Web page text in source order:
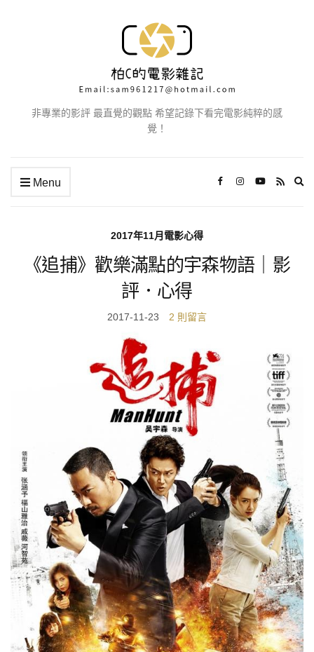
非專業的影評 最直覺的觀點 希望記錄下看完電影純粹的感
覺！
Menu
2017年11月電影心得
《追捕》歡樂滿點的宇森物語｜影
評．心得
2017-11-23 2 則留言